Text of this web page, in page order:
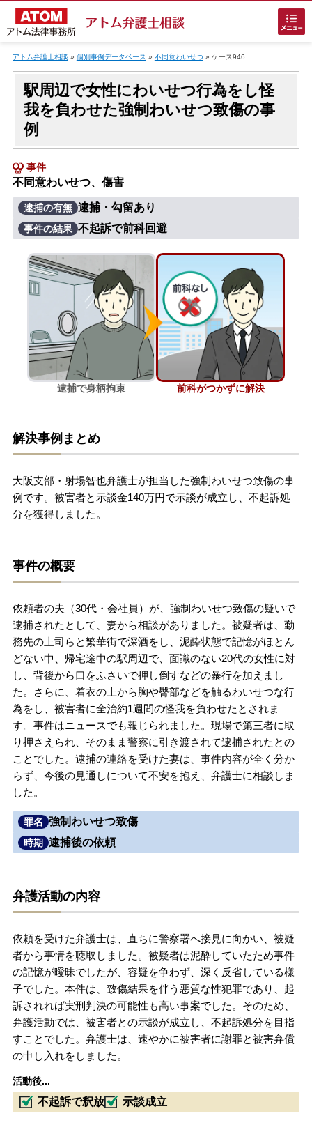
ホームに戻る
刑事事件 でお困りの方
刑事事件の無料相談
接見・面会を弁護士に依頼
刑事事件を示談で解決したい
アトムについて知りたい方
弁護士費用
アクセス
解決実績
ご依頼者からのお手紙
無料相談の口コミ評判
刑事事件について知りたい方
刑事事件データベース
アトム弁護士相談 » 個別事例データベース » 不同意わいせつ» ケース946
駅周辺で女性にわいせつ行為をし怪
我を負わせた強制わいせつ致傷の事
例
事件
不同意わいせつ、傷害
逮捕の有無 逮捕・勾留あり
事件の結果 不起訴で前科回避
逮捕で身柄拘束 前科がつかずに解決
解決事例まとめ
大阪支部・射場智也弁護士が担当した強制わいせつ致傷の事
例です。被害者と示談金140万円で示談が成立し、不起訴処
分を獲得しました。
事件の概要
依頼者の夫（30代・会社員）が、強制わいせつ致傷の疑いで
逮捕されたとして、妻から相談がありました。被疑者は、勤
務先の上司らと繁華街で深酒をし、泥酔状態で記憶がほとん
どない中、帰宅途中の駅周辺で、面識のない20代の女性に対
し、背後から口をふさいで押し倒すなどの暴行を加えまし
た。さらに、着衣の上から胸や臀部などを触るわいせつな行
為をし、被害者に全治約1週間の怪我を負わせたとされま
す。事件はニュースでも報じられました。現場で第三者に取
り押さえられ、そのまま警察に引き渡されて逮捕されたとの
ことでした。逮捕の連絡を受けた妻は、事件内容が全く分か
らず、今後の見通しについて不安を抱え、弁護士に相談しま
した。
罪名 強制わいせつ致傷
時期 逮捕後の依頼
弁護活動の内容
依頼を受けた弁護士は、直ちに警察署へ接見に向かい、被疑
者から事情を聴取しました。被疑者は泥酔していたため事件
の記憶が曖昧でしたが、容疑を争わず、深く反省している様
子でした。本件は、致傷結果を伴う悪質な性犯罪であり、起
訴されれば実刑判決の可能性も高い事案でした。そのため、
弁護活動では、被害者との示談が成立し、不起訴処分を目指
すことでした。弁護士は、速やかに被害者に謝罪と被害弁償
の申し入れをしました。
活動後...
不起訴で釈放 示談成立